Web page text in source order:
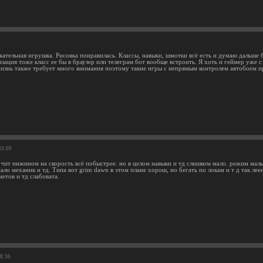
игрушка. Рисовка понравилась. Классы, навыки, шмотки всё есть и думаю
тоже класс ее бы в браузер или телеграм бот вообще встроить. Я хоть и геймер
также требует много внимания поэтому такие игры с непрямым контролем автобоем
инжином на скорость всё побыстрее. но в целом навыки и тд слишком мало. режим
механик и тд. Типа вот grim dawn в этом плане хорош, но бегать по локам и т д так
и тд слабовата.